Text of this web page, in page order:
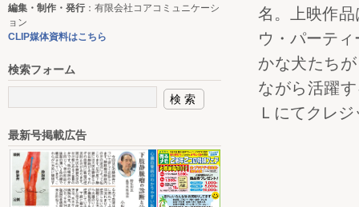
名。上映作
ウ・パーテ
かな犬たち
ながら活躍
Ｌにてクレ
編集・制作・発行：有限会社コアコミュニケーシ
ョン
CLIP媒体資料はこちら
検索フォーム
最新号掲載広告